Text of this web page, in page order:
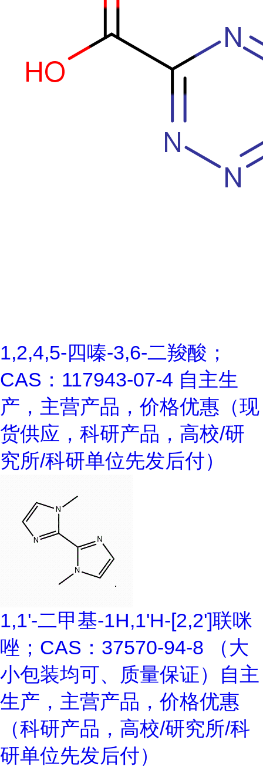
1,2,4,5-四嗪-3,6-二羧酸；
CAS：117943-07-4 自主生
产，主营产品，价格优惠（现
货供应，科研产品，高校/研
究所/科研单位先发后付）
1,1'-二甲基-1H,1'H-[2,2']联咪
唑；CAS：37570-94-8 （大
小包装均可、质量保证）自主
生产，主营产品，价格优惠
（科研产品，高校/研究所/科
研单位先发后付）